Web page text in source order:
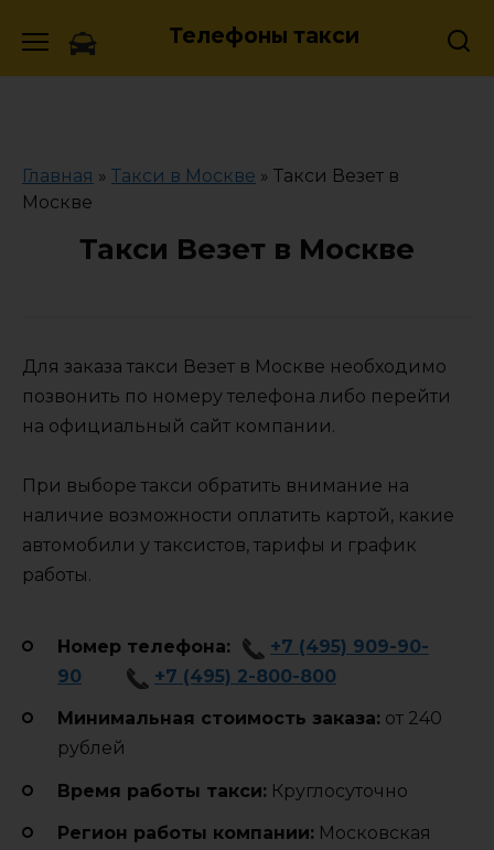
Телефоны такси
Главная » Такси в Москве » Такси Везет в
Москве
Такси Везет в Москве
Для заказа такси Везет в Москве необходимо
позвонить по номеру телефона либо перейти
на официальный сайт компании.
При выборе такси обратить внимание на
наличие возможности оплатить картой, какие
автомобили у таксистов, тарифы и график
работы.
Номер телефона:
+7 (495) 909-90-
90
+7 (495) 2-800-800
Минимальная стоимость заказа: от 240
рублей
Время работы такси: Круглосуточно
Регион работы компании: Московская